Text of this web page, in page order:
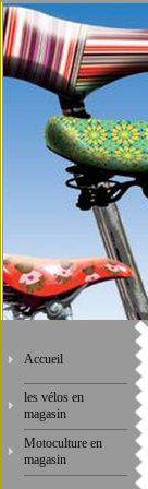
Accueil
les vélos en
magasin
Motoculture en
magasin